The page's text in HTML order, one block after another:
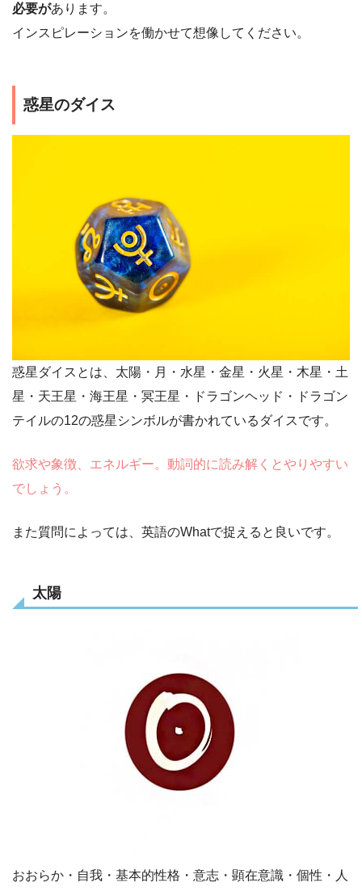
必要があります。
インスピレーションを働かせて想像してください。
惑星のダイス
惑星ダイスとは、太陽・月・水星・金星・火星・木星・土
星・天王星・海王星・冥王星・ドラゴンヘッド・ドラゴン
テイルの12の惑星シンボルが書かれているダイスです。
欲求や象徴、エネルギー。動詞的に読み解くとやりやすい
でしょう。
また質問によっては、英語のWhatで捉えると良いです。
太陽
おおらか・自我・基本的性格・意志・顕在意識・個性・人